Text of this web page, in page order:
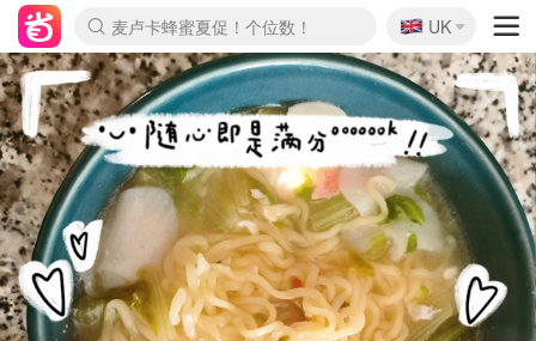
麦卢卡蜂蜜夏促！个位数！
Prada/Miu 4.8折！
啥？必胜客披萨5折！
🇬🇧
UK